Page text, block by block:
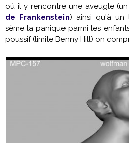
où il y rencontre une aveugle
de Frankenstein) ainsi qu'à un
sème la panique parmi les
poussif (limite Benny Hill) on